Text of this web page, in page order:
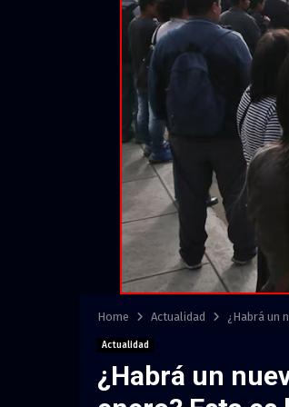
Home Actualidad ¿Habrá un
Actualidad
¿Habrá un